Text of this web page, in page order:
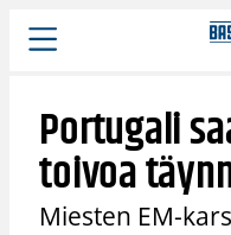
Siirry
sisältöön
Portugali
toivoa
Miesten EM-